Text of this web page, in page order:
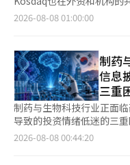
福利待遇。此外，百货商
费用，海外使用情况则是
目的是侮辱或诽谤特定大
当天，金前代表全面否认
示：“我不是为新会长工
韩美的前后员工自发提供的资料”。 ◆ 韩美业绩
治理结构依然不稳 近年来，韩美集团的经营业绩持续改善。韩美
科学去年销售额超过1.35
韩元，营业利润为927亿韩
合重组为以生物和防务、汽车
汉华航空航天为首的防务
界分析认为，行业整体的
将正式展开。 证券业界人士表示：“对AI半导体的期待仍然有效，
但短期内行业间的轮动现
心，而外国投资者则以防
仍在继续。”※ 本报道经人
指出：“中国股市的走势并
方向和基本面才是关键因
6G相关股票表现突出，武
正在寻找中国6G基站公司
达计划提供GPU芯片和技
AI-RAN（基于人工智能的
生物科技板块也表现强劲
称，今年上半年中国制药
997亿美元，是2024年的
外，中国知名生物科技公
结束前部分回升。 根据韩国交易所的数据，Kospi收于6258.77
吐涨幅，最终以弱势收盘。 在证券市场上，个人和机构分别净买
入2670亿韩元和5790亿韩
出8625亿韩元，导致指数下跌。 Kospi市值前列的
一。三星电子（0.22%）
（4.35%）、三星生物制
航空航天（4.08%）均上
场（-3.20%）、现代汽车（-1.13%
于798.81点，较前一交易
2026-08-08 01:00:00
制药
信息
三重
制药与生物科技行业正面
导致的投资情绪低迷的三重困境。 根据行业消息，
实施药价制度改革，将仿
2026-08-08 00:44:20